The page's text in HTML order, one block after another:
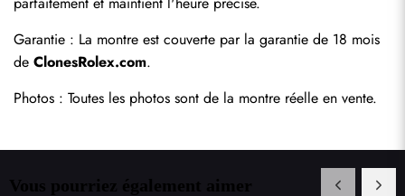
Garantie : La montre est couverte par la garantie de 18 mois
de ClonesRolex.com.
Photos : Toutes les photos sont de la montre réelle en vente.
Vous pourriez également aimer